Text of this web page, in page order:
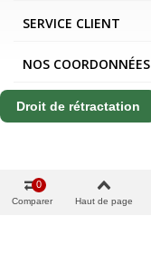
SERVICE CLIENT
NOS COORDONNÉES
Droit de rétractation
Comparer
0
Haut de page